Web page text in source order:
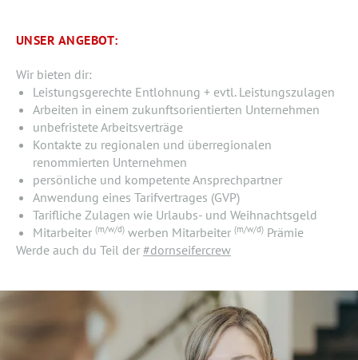
UNSER ANGEBOT:
Wir bieten dir:
Leistungsgerechte Entlohnung + evtl. Leistungszulagen
Arbeiten in einem zukunftsorientierten Unternehmen
unbefristete Arbeitsverträge
Kontakte zu regionalen und überregionalen
renommierten Unternehmen
persönliche und kompetente Ansprechpartner
Anwendung eines Tarifvertrages (GVP)
Tarifliche Zulagen wie Urlaubs- und Weihnachtsgeld
Mitarbeiter (m/w/d)werben Mitarbeiter (m/w/d)Prämie
Werde auch du Teil der #dornseifercrew